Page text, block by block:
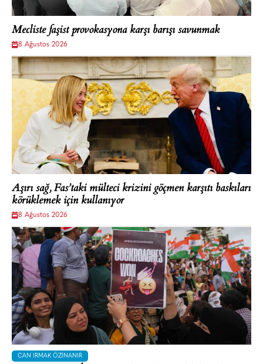
Mecliste faşist provokasyona karşı barışı savunmak
8 Ağustos 2026
Aşırı sağ, Fas’taki mülteci krizini göçmen karşıtı baskıları
körüklemek için kullanıyor
8 Ağustos 2026
CAN IRMAK ÖZINANIR